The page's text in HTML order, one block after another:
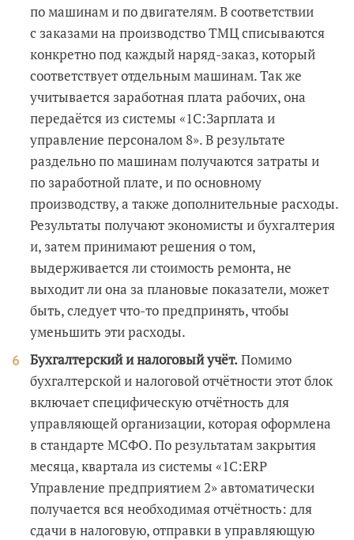
по машинам и по двигателям. В соответствии
с заказами на производство ТМЦ списываются
конкретно под каждый наряд-заказ, который
соответствует отдельным машинам. Так же
учитывается заработная плата рабочих, она
передаётся из системы «1С:Зарплата и
управление персоналом 8». В результате
раздельно по машинам получаются затраты и
по заработной плате, и по основному
производству, а также дополнительные расходы.
Результаты получают экономисты и бухгалтерия
и, затем принимают решения о том,
выдерживается ли стоимость ремонта, не
выходит ли она за плановые показатели, может
быть, следует что-то предпринять, чтобы
уменьшить эти расходы.
Бухгалтерский и налоговый учёт.Помимо
бухгалтерской и налоговой отчётности этот блок
включает специфическую отчётность для
управляющей организации, которая оформлена
в стандарте МСФО. По результатам закрытия
месяца, квартала из системы «1С:ERP
Управление предприятием 2» автоматически
получается вся необходимая отчётность: для
сдачи в налоговую, отправки в управляющую